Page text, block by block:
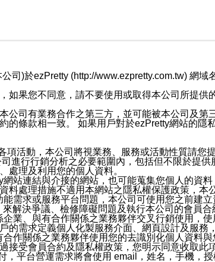
司)於ezPretty (http://www.ezpretty.com.tw) 網
果您不同意，請不要使用或取得本公司所提供
公司有業務合作之第三方，並可能被本公司及
的條款相一致。 如果用戶對於ezPretty網站的
活動，本公司將視業務、服務或活動性質請
進行行銷分析之必要範圍內，包括但不限於提
處理及利用您的個人資料。
站連結與介接的網站，也可能蒐集您個人的資
處理措施不適用本網站之隱私權保護政策，本
需求或服務平台問題，本公司可使用您之前建
解決爭議、檢修障礙問題及執行本公司的會員
業、與有合作關係之業務夥伴交叉行銷使用，
需求定義個人化製服務介面、網頁設計及服務
作關係之業務夥伴使用您的去識別化個人資料
受會員合約及隱私權政策，您明示同意收取此
平台營運需求將會使用 email，姓名，手機，